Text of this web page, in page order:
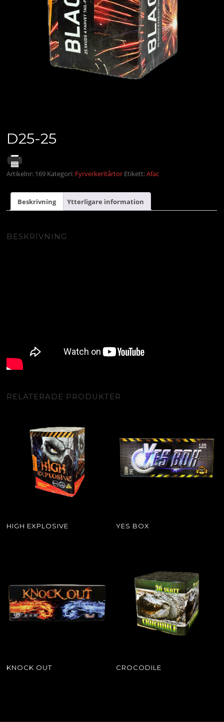
D25-25
Artikelnr: 169 Kategori: Fyrverkeritårtor Etikett:Afac
Beskrivning Ytterligare information
BESKRIVNING
RELATERADE PRODUKTER
HIGH EXPLOSIVE YES BOX
KNOCK OUT CROCODILE